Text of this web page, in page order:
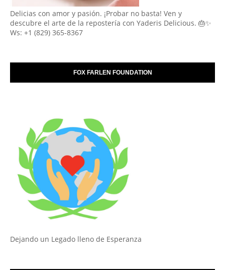
Delicias con amor y pasión. ¡Probar no basta! Ven y
descubre el arte de la repostería con Yaderis Delicious. 🎂✨
Ws: +1 (829) 365-8367
FOX FARLEN FOUNDATION
Dejando un Legado lleno de Esperanza